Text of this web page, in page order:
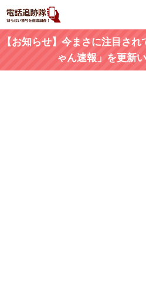
【お知らせ】今まさに注目さ
ゃん速報」を更新